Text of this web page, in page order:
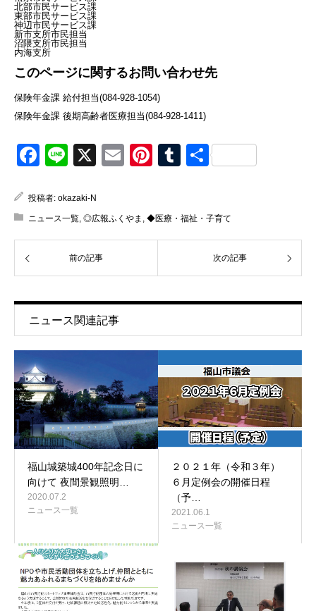
北部市民サービス課
東部市民サービス課
神辺市民サービス課
新市支所市民担当
沼隈支所市民担当
内海支所
このページに関するお問い合わせ先
保険年金課 給付担当(084-928-1054)
保険年金課 後期高齢者医療担当(084-928-1411)
Facebook
Line
X EmailPinterest
Tumblr
共
投稿者: okazaki-N
ニュース一覧, ◎広報ふくやま , ◆医療・福祉・子育て
前の記事 次の記事
ニュース関連記事
福山城築城400年記念日に
向けて 夜間景観照明…
2020.07.2
ニュース一覧
２０２１年（令和３年）
６月定例会の開催日程
（予…
2021.06.1
ニュース一覧